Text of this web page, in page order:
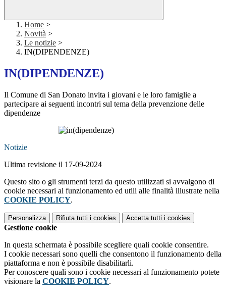
Home >
Novità >
Le notizie >
IN(DIPENDENZE)
IN(DIPENDENZE)
Il Comune di San Donato invita i giovani e le loro famiglie a
partecipare ai seguenti incontri sul tema della prevenzione delle
dipendenze
Notizie
Ultima revisione il 17-09-2024
Questo sito o gli strumenti terzi da questo utilizzati si avvalgono di
cookie necessari al funzionamento ed utili alle finalità illustrate nella
COOKIE POLICY.
Personalizza Rifiuta tutti i cookies Accetta tutti i cookies
Gestione cookie
In questa schermata è possibile scegliere quali cookie consentire.
I cookie necessari sono quelli che consentono il funzionamento della
piattaforma e non è possibile disabilitarli.
Per conoscere quali sono i cookie necessari al funzionamento potete
visionare la COOKIE POLICY.